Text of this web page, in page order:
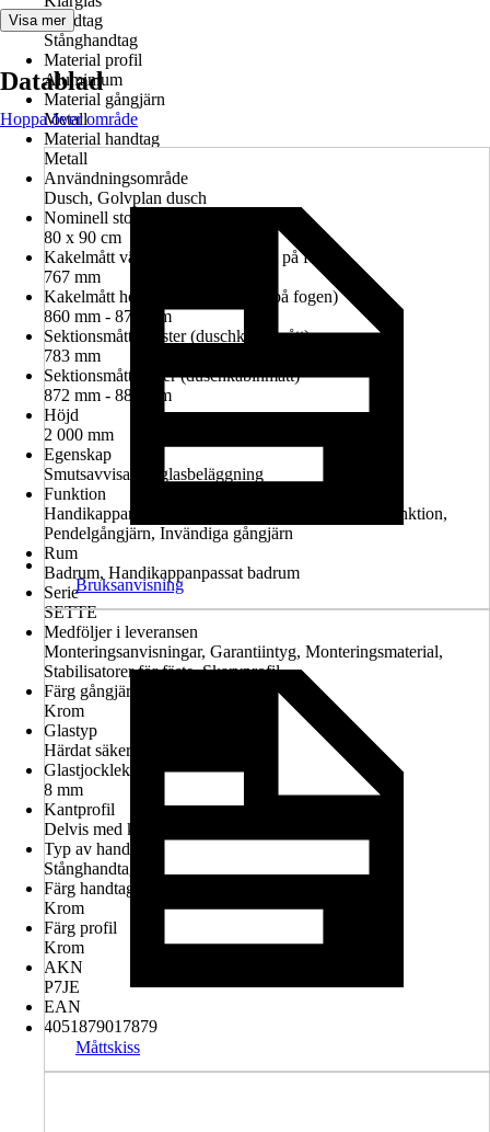
Handtag
Stånghandtag
Material profil
Aluminium
Material gångjärn
Metall
Material handtag
Metall
Användningsområde
Dusch, Golvplan dusch
Nominell storlek i cm
80 x 90 cm
Kakelmått vänster (glasrutans mitt på fogen)
767 mm
Kakelmått höger (glasrutans mitt på fogen)
860 mm - 874 mm
Sektionsmått vänster (duschkabinmått)
783 mm
Sektionsmått höger (duschkabinmått)
872 mm - 886 mm
Höjd
2 000 mm
Egenskap
Smutsavvisande glasbeläggning
Funktion
Handikappanpassad montering möjlig, Lyft-sänk-funktion,
Pendelgångjärn, Invändiga gångjärn
Rum
Badrum, Handikappanpassat badrum
Serie
SETTE
Medföljer i leveransen
Monteringsanvisningar, Garantiintyg, Monteringsmaterial,
Stabilisatorer för fäste, Skarvprofil
Färg gångjärn
Krom
Glastyp
Härdat säkerhetsglas
Glastjocklek
8 mm
Kantprofil
Delvis med kantprofil
Typ av handtag
Stånghandtag
Färg handtag
Krom
Färg profil
Krom
AKN
P7JE
EAN
4051879017879
Visa mer
Datablad
Hoppa över område
Bruksanvisning
Måttskiss